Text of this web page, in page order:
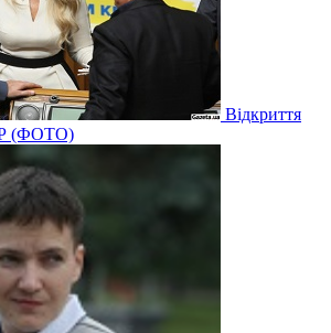
Відкриття
(ФОТО)